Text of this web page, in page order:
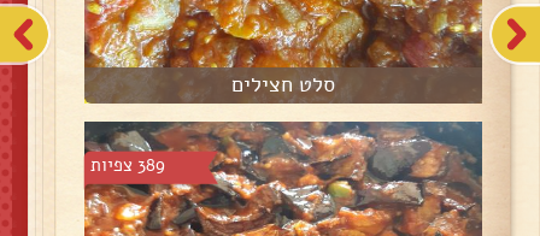
סלט חצילים
389 צפיות